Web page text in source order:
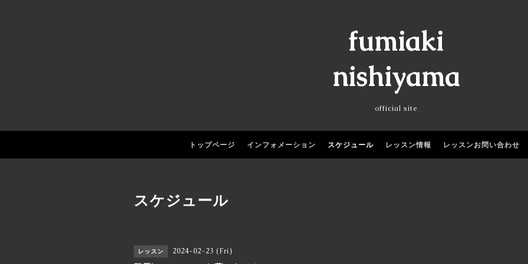
fumiaki
nishiyama
official site
トップページ インフォメーション スケジュール レッスン情報 レッスンお問い合わせ
スケジュール
レッスン 2024-02-23 (Fri)